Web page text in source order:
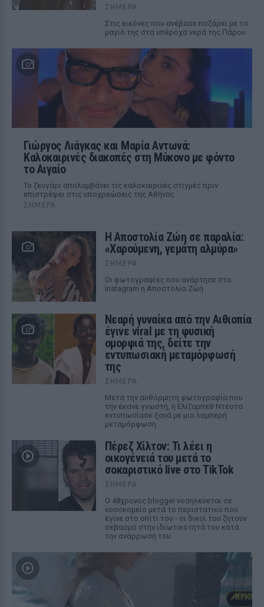
ΣΉΜΕΡΑ
Στις εικόνες που ανέβασε ποζάρει με το
μαγιό της στα υπέροχα νερά της Πάρου
Γιώργος Λιάγκας και Μαρία Αντωνά:
Καλοκαιρινές διακοπές στη Μύκονο με φόντο
το Αιγαίο
Το ζευγάρι απολαμβάνει τις καλοκαιρινές στιγμές πριν
επιστρέψει στις υποχρεώσεις της Αθήνας
ΣΉΜΕΡΑ
Η Αποστολία Ζώη σε παραλία:
«Χαρούμενη, γεμάτη αλμύρα»
ΣΉΜΕΡΑ
Οι φωτογραφίες που ανάρτησε στο
Instagram η Αποστολία Ζώη
Νεαρή γυναίκα από την Αιθιοπία
έγινε viral με τη φυσική
ομορφιά της, δείτε την
εντυπωσιακή μεταμόρφωσή
της
ΣΉΜΕΡΑ
Μετά την αυθόρμητη φωτογραφία που
την έκανε γνωστή, η Ελίζαμπεθ Ντέστα
εντυπωσίασε ξανά με μια λαμπερή
μεταμόρφωση
Πέρεζ Χίλτον: Τι λέει η
οικογένειά του μετά το
σοκαριστικό live στο TikTok
ΣΉΜΕΡΑ
Ο 48χρονος blogger νοσηλεύεται σε
νοσοκομείο μετά το περιστατικό που
έγινε στο σπίτι του - οι δικοί του ζητούν
σεβασμό στην ιδιωτικότητά του κατά
την ανάρρωσή του